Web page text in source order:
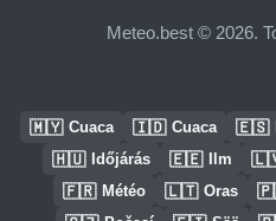
Meteo.best © 2026.
🇲🇾 Cuaca 🇮🇩 Cuaca 🇪🇸
🇭🇺 Időjárás 🇪🇪 Ilm
🇫🇷 Météo 🇱🇹 Oras